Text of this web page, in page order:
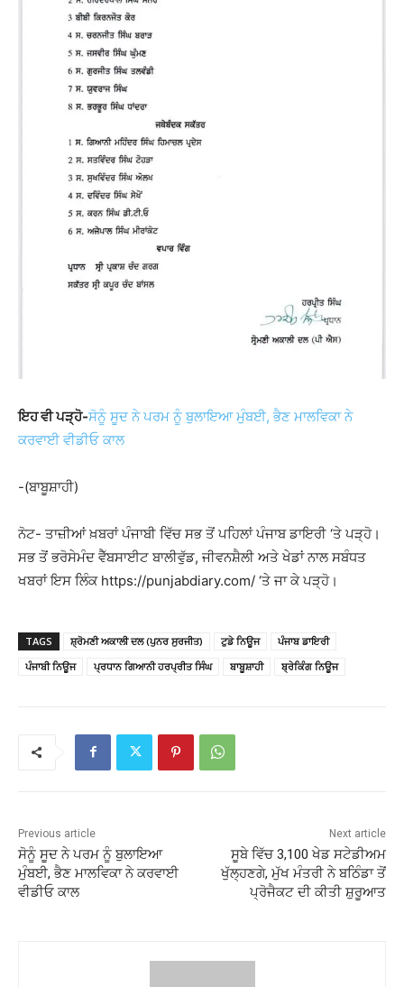
ਇਹ ਵੀ ਪੜ੍ਹੋ-ਸੋਨੂੰ ਸੂਦ ਨੇ ਪਰਮ ਨੂੰ ਬੁਲਾਇਆ ਮੁੰਬਈ, ਭੈਣ ਮਾਲਵਿਕਾ ਨੇ
ਕਰਵਾਈ ਵੀਡੀਓ ਕਾਲ
-(ਬਾਬੂਸ਼ਾਹੀ)
ਨੋਟ- ਤਾਜ਼ੀਆਂ ਖ਼ਬਰਾਂ ਪੰਜਾਬੀ ਵਿੱਚ ਸਭ ਤੋਂ ਪਹਿਲਾਂ ਪੰਜਾਬ ਡਾਇਰੀ ‘ਤੇ ਪੜ੍ਹੋ।
ਸਭ ਤੋਂ ਭਰੋਸੇਮੰਦ ਵੈੱਬਸਾਈਟ ਬਾਲੀਵੁੱਡ, ਜੀਵਨਸ਼ੈਲੀ ਅਤੇ ਖੇਡਾਂ ਨਾਲ ਸਬੰਧਤ
ਖਬਰਾਂ ਇਸ ਲਿੰਕ https://punjabdiary.com/ ‘ਤੇ ਜਾ ਕੇ ਪੜ੍ਹੋ।
TAGS ਸ਼੍ਰੋਮਣੀ ਅਕਾਲੀ ਦਲ (ਪੁਨਰ ਸੁਰਜੀਤ) ਟੁਡੇ ਨਿਊਜ
ਪੰਜਾਬ ਡਾਇਰੀ
ਪੰਜਾਬੀ ਨਿਊਜ
ਪ੍ਰਧਾਨ ਗਿਆਨੀ ਹਰਪ੍ਰੀਤ ਸਿੰਘ ਬਾਬੂਸ਼ਾਹੀ ਬ੍ਰੇਕਿੰਗ ਨਿਊਜ
Previous article
ਸੋਨੂੰ ਸੂਦ ਨੇ ਪਰਮ ਨੂੰ ਬੁਲਾਇਆ
ਮੁੰਬਈ, ਭੈਣ ਮਾਲਵਿਕਾ ਨੇ ਕਰਵਾਈ
ਵੀਡੀਓ ਕਾਲ
Next article
ਸੂਬੇ ਵਿੱਚ 3,100 ਖੇਡ ਸਟੇਡੀਅਮ
ਖੁੱਲ੍ਹਣਗੇ, ਮੁੱਖ ਮੰਤਰੀ ਨੇ ਬਠਿੰਡਾ ਤੋਂ
ਪ੍ਰੋਜੈਕਟ ਦੀ ਕੀਤੀ ਸ਼ੁਰੂਆਤ